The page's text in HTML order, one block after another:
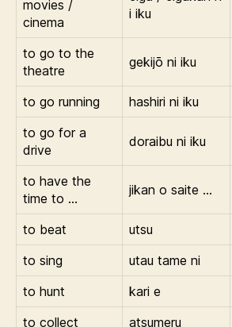
movies /
cinema
i iku
to go to the
theatre
gekijō ni iku
to go running hashiri ni iku
to go for a
drive
doraibu ni iku
to have the
time to …
jikan o saite …
to beat utsu
to sing
utau tame ni
to hunt
kari e
to collect
atsumeru